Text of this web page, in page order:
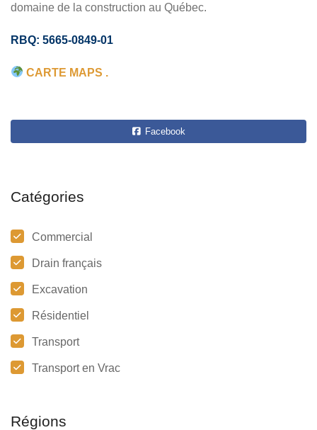
domaine de la construction au Québec.
RBQ: 5665-0849-01
CARTE MAPS .
Facebook
Catégories
Commercial
Drain français
Excavation
Résidentiel
Transport
Transport en Vrac
Régions